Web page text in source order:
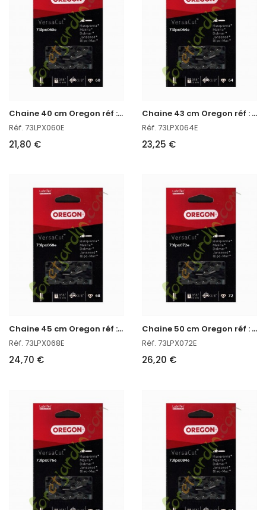
C
haine 40 cm Oregon réf : 73LPX060E
Réf. 73LPX060E
21,80 €
C
haine 43 cm Oregon réf : 73LPX064E
Réf. 73LPX064E
23,25 €
C
haine 45 cm Oregon réf : 73LPX068E
Réf. 73LPX068E
24,70 €
C
haine 50 cm Oregon réf : 73LPX072E
Réf. 73LPX072E
26,20 €